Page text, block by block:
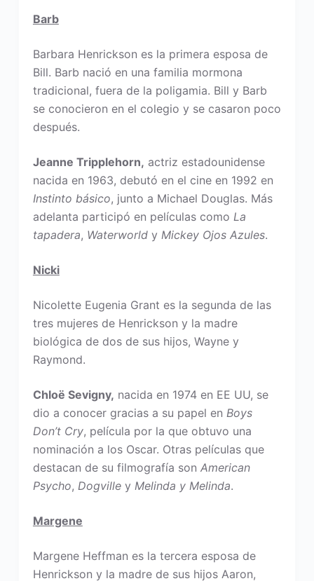
Barb
Barbara Henrickson es la primera esposa de
Bill. Barb nació en una familia mormona
tradicional, fuera de la poligamia. Bill y Barb
se conocieron en el colegio y se casaron poco
después.
Jeanne Tripplehorn, actriz estadounidense
nacida en 1963, debutó en el cine en 1992 en
Instinto básico, junto a Michael Douglas. Más
adelanta participó en películas como La
tapadera, Waterworldy Mickey Ojos Azules.
Nicki
Nicolette Eugenia Grant es la segunda de las
tres mujeres de Henrickson y la madre
biológica de dos de sus hijos, Wayne y
Raymond.
Chloë Sevigny, nacida en 1974 en EE UU, se
dio a conocer gracias a su papel en Boys
Don’t Cry, película por la que obtuvo una
nominación a los Oscar. Otras películas que
destacan de su filmografía son American
Psycho, Dogvilley Melinda y Melinda.
Margene
Margene Heffman es la tercera esposa de
Henrickson y la madre de sus hijos Aaron,